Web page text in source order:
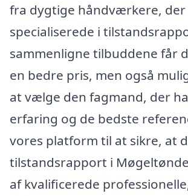
fra dygtige håndværkere,
specialiserede i
sammenligne tilbuddene får
en bedre pris, men også
at vælge den fagmand, der
erfaring og de bedste
vores platform til at sikre, at
tilstandsrapport i
af kvalificerede